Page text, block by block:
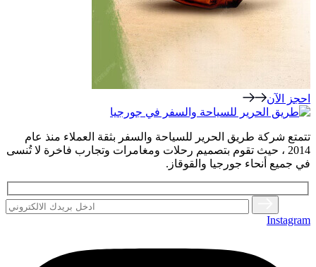
احجز الآن
تتمتع شركة طريق الحرير للسياحة والسفر بثقة العملاء منذ عام
2014 ، حيث تقوم بتصميم رحلات ومغامرات وتجارب فاخرة لا تُنسى
في جميع أنحاء جورجيا والقوقاز.
Instagram